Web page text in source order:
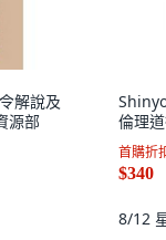
解說及
源部
倫理
首購折
$340
8/12